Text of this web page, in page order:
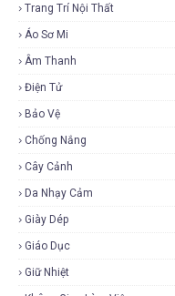
Trang Trí Nội Thất
Áo Sơ Mi
Âm Thanh
Điện Tử
Bảo Vệ
Chống Nắng
Cây Cảnh
Da Nhạy Cảm
Giày Dép
Giáo Dục
Giữ Nhiệt